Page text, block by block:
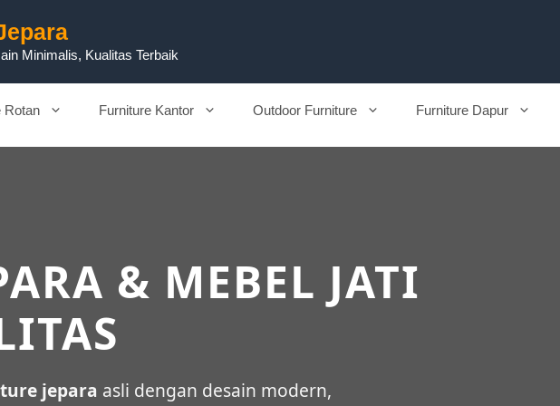
Minimalis, Kualitas Terbaik
Rotan Furniture Kantor Outdoor Furniture Furniture Dapur
& MEBEL JATI
jepara asli dengan desain modern,